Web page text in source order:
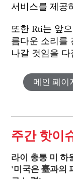
서비스를 제공
또한 Rti는 앞
름다운 소리를
나갈 것임을
메인 페이
주간 핫이
라이 총통 미 하
'미국은 臺과의